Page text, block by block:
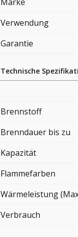
Verwendung
Garantie
Technische
Brennstoff
Brenndauer bis zu
Kapazität
Flammefarben
Wärmeleistung
Verbrauch